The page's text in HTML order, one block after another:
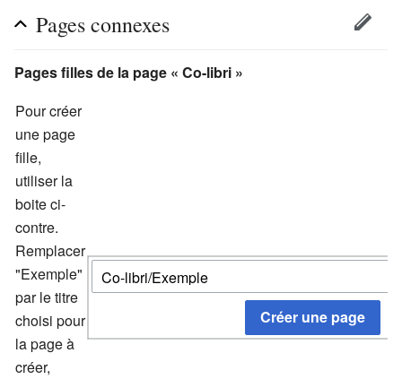
Pages connexes
Pages filles de la page « Co-libri »
Pour créer
une page
fille,
utiliser la
boite ci-
contre.
Remplacer
"Exemple"
par le titre
choisi pour
la page à
créer,